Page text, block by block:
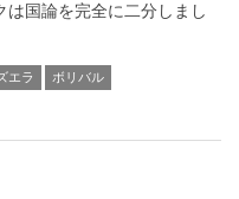
は国論を完全に二分しまし
エラ ボリバル